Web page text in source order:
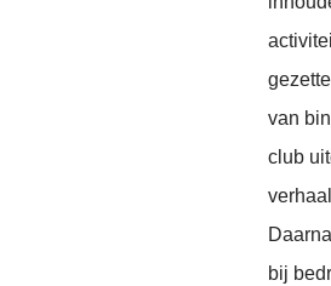
van
club
bij